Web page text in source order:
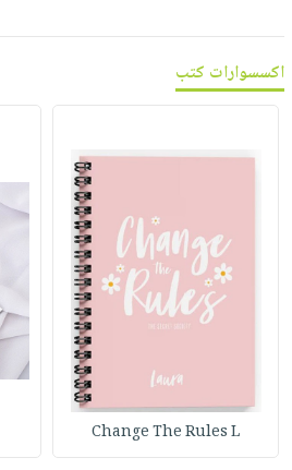
اكسسوارات كتب
Change The Rules L